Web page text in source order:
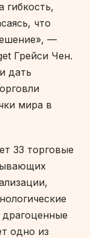
что
—
Грейси Чен.
дать
мира в
33 торговые
одно из